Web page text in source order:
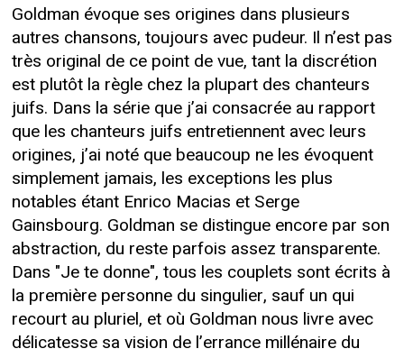
Goldman évoque ses origines dans plusieurs
autres chansons, toujours avec pudeur. Il n’est pas
très original de ce point de vue, tant la discrétion
est plutôt la règle chez la plupart des chanteurs
juifs. Dans la série que j’ai consacrée au rapport
que les chanteurs juifs entretiennent avec leurs
origines, j’ai noté que beaucoup ne les évoquent
simplement jamais, les exceptions les plus
notables étant Enrico Macias et Serge
Gainsbourg. Goldman se distingue encore par son
abstraction, du reste parfois assez transparente.
Dans "Je te donne", tous les couplets sont écrits à
la première personne du singulier, sauf un qui
recourt au pluriel, et où Goldman nous livre avec
délicatesse sa vision de l’errance millénaire du